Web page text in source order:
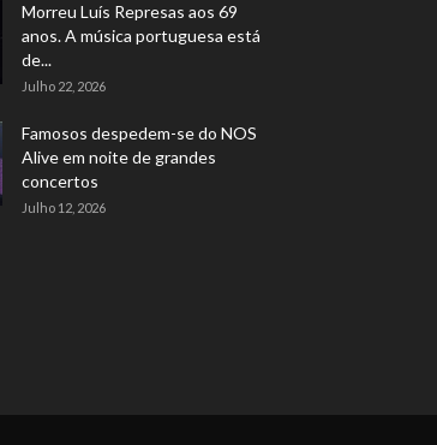
Morreu Luís Represas aos 69
anos. A música portuguesa está
de...
Julho 22, 2026
Famosos despedem-se do NOS
Alive em noite de grandes
concertos
Julho 12, 2026